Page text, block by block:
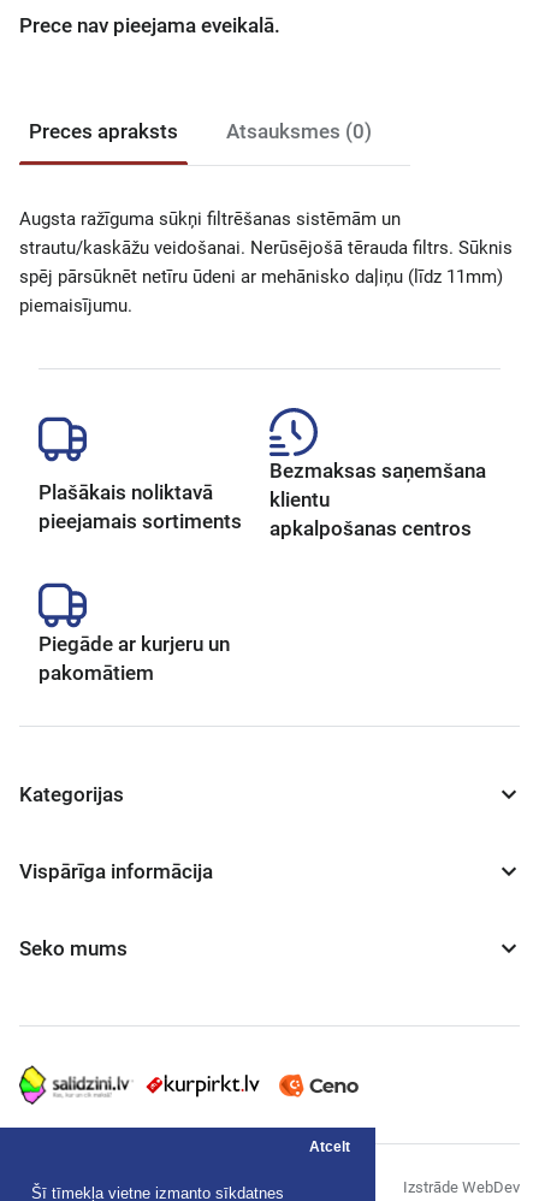
Šī tīmekļa vietne izmanto sīkdatnes
Atcelt
Preces apraksts Atsauksmes (0)
Augsta ražīguma sūkņi filtrēšanas sistēmām un
strautu/kaskāžu veidošanai. Nerūsējošā tērauda filtrs. Sūknis
spēj pārsūknēt netīru ūdeni ar mehānisko daļiņu (līdz 11mm)
piemaisījumu.
Prece nav pieejama eveikalā.
Plašākais noliktavā
pieejamais sortiments
Bezmaksas saņemšana
klientu
apkalpošanas centros
Piegāde ar kurjeru un
pakomātiem
Kategorijas
Vispārīga informācija
Seko mums
© "AS Akvedukts" 2026 Izstrāde WebDev